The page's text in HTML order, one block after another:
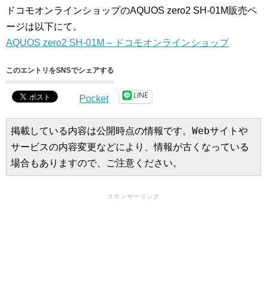
ドコモオンラインショップのAQUOS zero2 SH-01M販売ペ
ージは以下にて。
AQUOS zero2 SH-01M – ドコモオンラインショップ
このエントリをSNSでシェアする
Pocket LINE
掲載している内容は公開時点の情報です。Webサイトや
サービスの内容変更などにより、情報が古くなっている
場合もありますので、ご注意ください。
スポンサーリンク